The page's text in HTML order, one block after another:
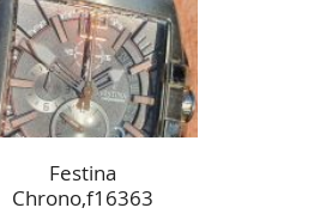
Festina
Chrono,f16363